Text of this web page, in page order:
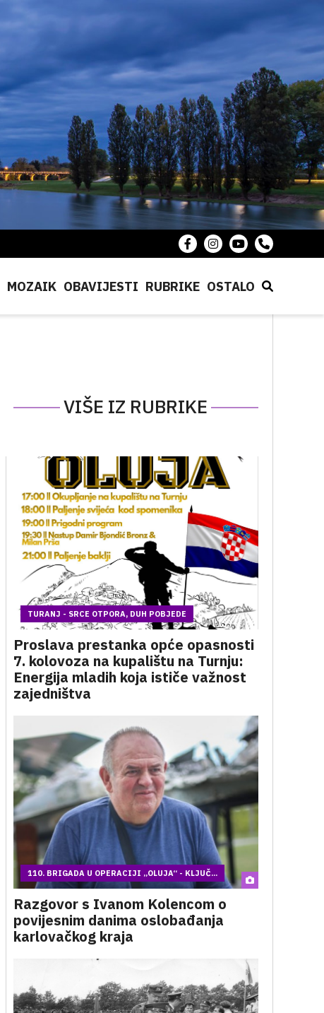
MOZAIK OBAVIJESTI RUBRIKE OSTALO
VIŠE IZ RUBRIKE
TURANJ - SRCE OTPORA, DUH POBJEDE
Proslava prestanka opće opasnosti
7. kolovoza na kupalištu na Turnju:
Energija mladih koja ističe važnost
zajedništva
110. BRIGADA U OPERACIJI „OLUJA“ - KLJUČ...
Razgovor s Ivanom Kolencom o
povijesnim danima oslobađanja
karlovačkog kraja